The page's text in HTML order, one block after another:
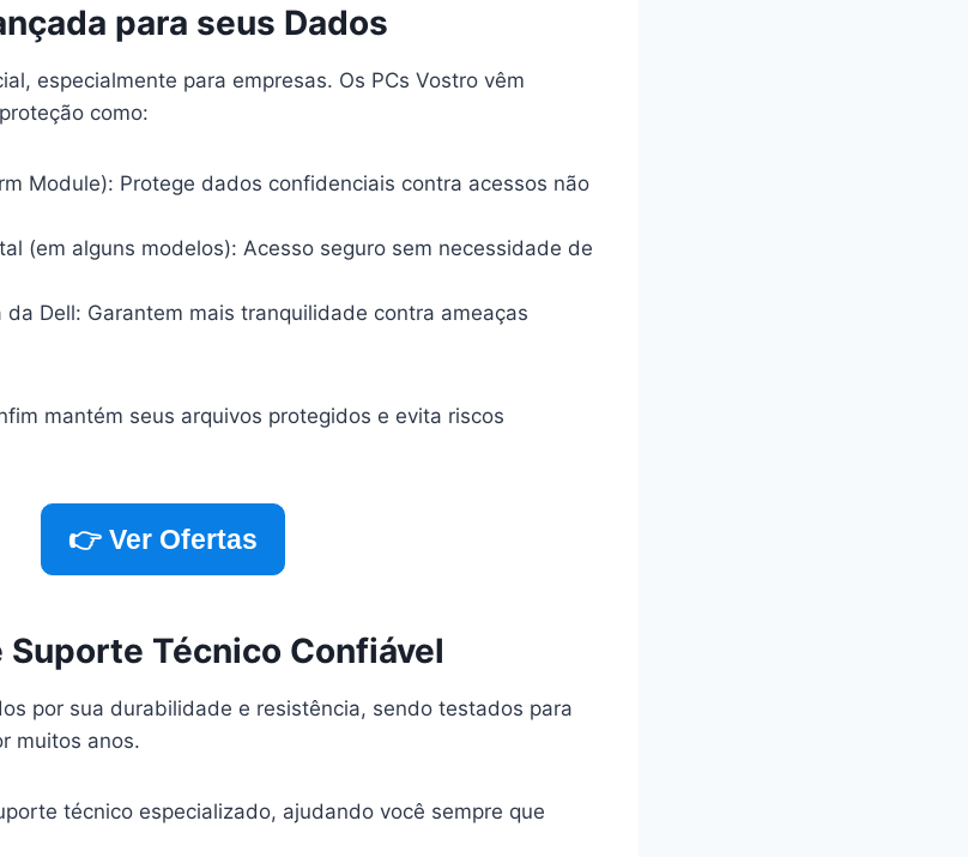
para seus Dados
especialmente para empresas. Os PCs Vostro vêm
como:
Module): Protege dados confidenciais contra acessos não
(em alguns modelos): Acesso seguro sem necessidade de
Dell: Garantem mais tranquilidade contra ameaças
mantém seus arquivos protegidos e evita riscos
👉 Ver Ofertas
Técnico Confiável
por sua durabilidade e resistência, sendo testados para
muitos anos.
técnico especializado, ajudando você sempre que